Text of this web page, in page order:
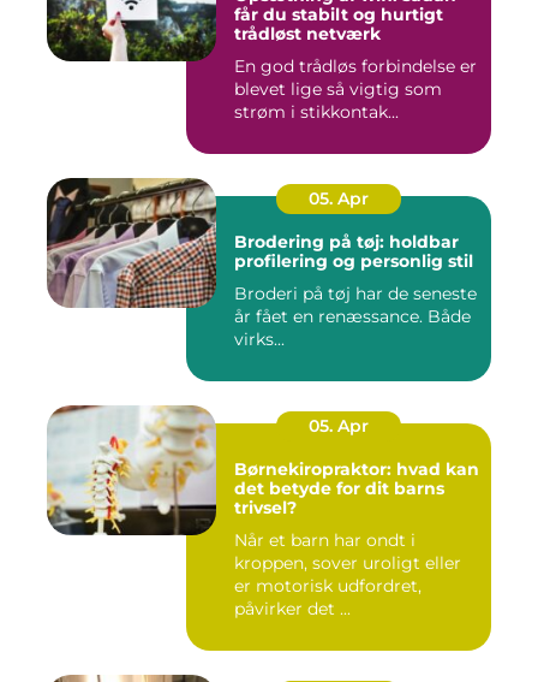
får du stabilt og hurtigt
trådløst netværk
En god trådløs forbindelse er
blevet lige så vigtig som
strøm i stikkontak...
05. Apr
Brodering på tøj: holdbar
profilering og personlig stil
Broderi på tøj har de seneste
år fået en renæssance. Både
virks...
05. Apr
Børnekiropraktor: hvad kan
det betyde for dit barns
trivsel?
Når et barn har ondt i
kroppen, sover uroligt eller
er motorisk udfordret,
påvirker det ...